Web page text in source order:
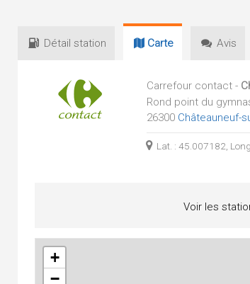
Détail station Carte Avis
Carrefour contact -
Rond point du
26300 Châteauneuf-
Lat. : 45.007182,
Voir les
+
−